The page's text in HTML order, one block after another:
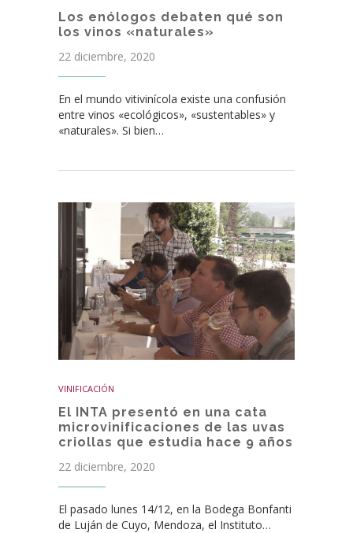
Los enólogos debaten qué son
los vinos «naturales»
22 diciembre, 2020
En el mundo vitivinícola existe una confusión
entre vinos «ecológicos», «sustentables» y
«naturales». Si bien…
VINIFICACIÓN
El INTA presentó en una cata
microvinificaciones de las uvas
criollas que estudia hace 9 años
22 diciembre, 2020
El pasado lunes 14/12, en la Bodega Bonfanti
de Luján de Cuyo, Mendoza, el Instituto…